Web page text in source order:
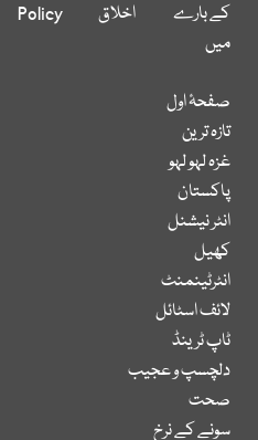
کے بارے
میں
اخلاق
Policy
صفحۂ اول
تازہ ترین
غزہ لہو لہو
پاکستان
انٹر نیشنل
کھیل
انٹرٹینمنٹ
لائف اسٹائل
ٹاپ ٹرینڈ
دلچسپ و عجیب
صحت
سونے کے نرخ